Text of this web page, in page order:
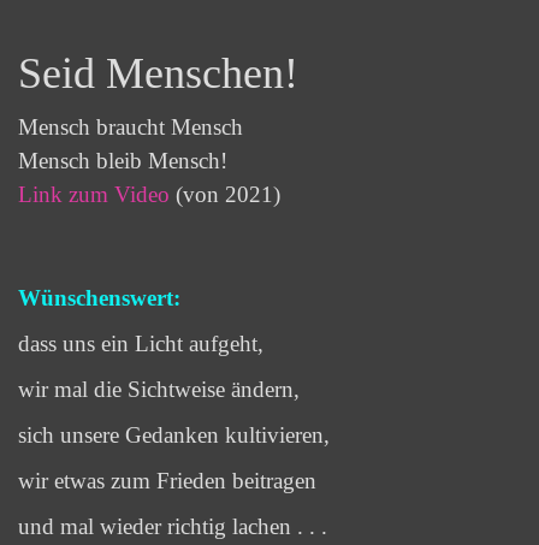
Seid Menschen!
Mensch braucht Mensch
Mensch bleib Mensch!
Link zum Video (von 2021)
Wünschenswert:
dass uns ein Licht aufgeht,
wir mal die Sichtweise ändern,
sich unsere Gedanken kultivieren,
wir etwas zum Frieden beitragen
und mal wieder richtig lachen . . .